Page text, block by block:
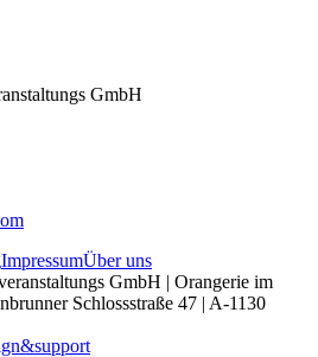
GmbH
ImpressumÜber uns
GmbH | Orangerie im
Schlossstraße 47 | A-1130